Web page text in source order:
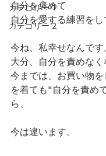
カテゴリー 1
カテゴリー 2
自分を褒めて
自分を愛する練習をし
今ね、私幸せなんです
大分、自分を責めなく
今までは、お買い物
を着ても"自分を責め
ら、
今は違います。